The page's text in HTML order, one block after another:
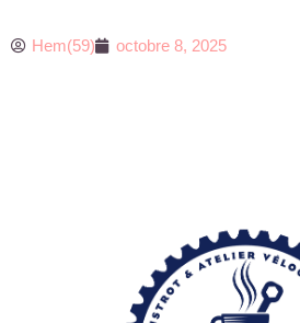
Hem(59) octobre 8, 2025